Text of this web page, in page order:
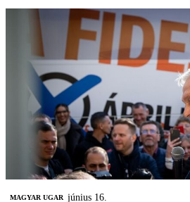
MAGYAR UGAR június 16.